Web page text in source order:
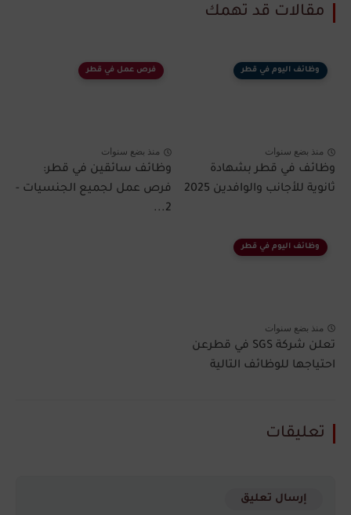
مقالات قد تهمك
وظائف اليوم في قطر
منذ بضع سنوات
وظائف في قطر بشهادة
ثانوية للأجانب والوافدين 2025
فرص عمل في قطر
منذ بضع سنوات
وظائف سائقين في قطر:
فرص عمل لجميع الجنسيات -
2...
وظائف اليوم في قطر
منذ بضع سنوات
تعلن شركة SGS في قطرعن
احتياجها للوظائف التالية
تعليقات
إرسال تعليق